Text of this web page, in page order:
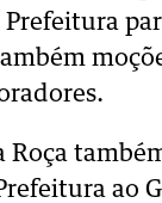
Prefeitura
Roça
ao